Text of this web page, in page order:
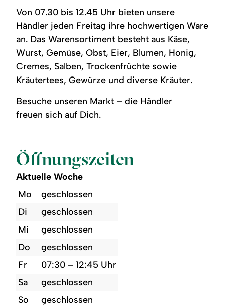
Schrimen
werden
verschiedene
Gemüsesorten
angeboten,
im
Hintergrund
weitere
Marktstände.
Wochenmarktes
mit
verschiedenen
Angeboten
unter
gelb-
weißen,
rot-
weißen
und
weißen
Sonnenschirmen.
Von 07.30 bis 12.45 Uhr bieten unsere
Händler jeden Freitag ihre hochwertigen Ware
an. Das Warensortiment besteht aus Käse,
Wurst, Gemüse, Obst, Eier, Blumen, Honig,
Cremes, Salben, Trockenfrüchte sowie
Kräutertees, Gewürze und diverse Kräuter.
Besuche unseren Markt – die Händler
freuen sich auf Dich.
Öffnungszeiten
Aktuelle Woche
Mo
geschlossen
Di
geschlossen
Mi
geschlossen
Do
geschlossen
Fr
07:30 – 12:45 Uhr
Sa
geschlossen
So
geschlossen